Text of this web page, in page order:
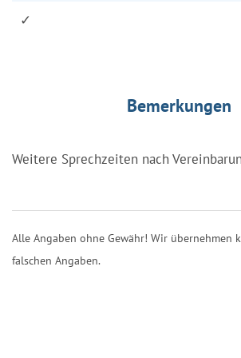
✓
Bemerkungen
Weitere Sprechzeiten nach
Alle Angaben ohne Gewähr! Wir übernehmen
falschen Angaben.